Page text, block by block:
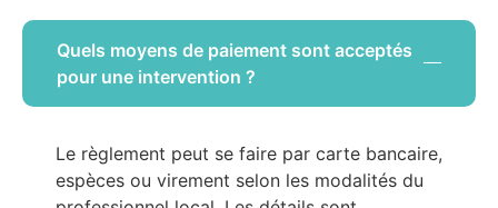
Quels moyens de paiement sont acceptés
pour une intervention ?
Le règlement peut se faire par carte bancaire,
espèces ou virement selon les modalités du